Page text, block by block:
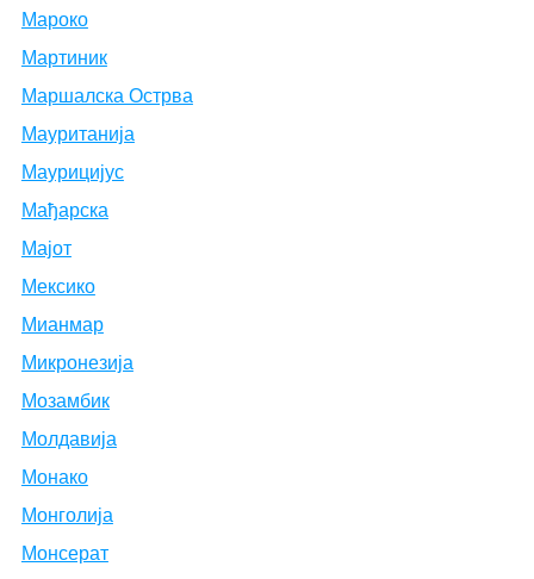
Мароко
Мартиник
Маршалска Острва
Мауританија
Маурицијус
Мађарска
Мајот
Мексико
Мианмар
Микронезија
Мозамбик
Молдавија
Монако
Монголија
Монсерат